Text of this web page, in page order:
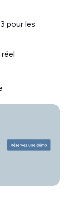
pour les